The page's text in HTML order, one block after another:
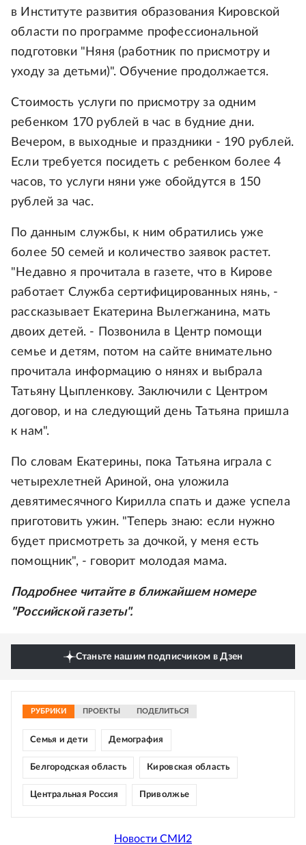
в Институте развития образования Кировской
области по программе профессиональной
подготовки "Няня (работник по присмотру и
уходу за детьми)". Обучение продолжается.
Стоимость услуги по присмотру за одним
ребенком 170 рублей в час в будние дни.
Вечером, в выходные и праздники - 190 рублей.
Если требуется посидеть с ребенком более 4
часов, то услуги няни уже обойдутся в 150
рублей за час.
По данным службы, к ним обратились уже
более 50 семей и количество заявок растет.
"Недавно я прочитала в газете, что в Кирове
работает Служба сертифицированных нянь, -
рассказывает Екатерина Вылегжанина, мать
двоих детей. - Позвонила в Центр помощи
семье и детям, потом на сайте внимательно
прочитала информацию о нянях и выбрала
Татьяну Цыпленкову. Заключили с Центром
договор, и на следующий день Татьяна пришла
к нам".
По словам Екатерины, пока Татьяна играла с
четырехлетней Ариной, она уложила
девятимесячного Кирилла спать и даже успела
приготовить ужин. "Теперь знаю: если нужно
будет присмотреть за дочкой, у меня есть
помощник", - говорит молодая мама.
Подробнее читайте в ближайшем номере
"Российской газеты".
Станьте нашим подписчиком в Дзен
РУБРИКИ ПРОЕКТЫ ПОДЕЛИТЬСЯ
Семья и дети Демография
Белгородская область Кировская область
Центральная Россия Приволжье
Новости СМИ2